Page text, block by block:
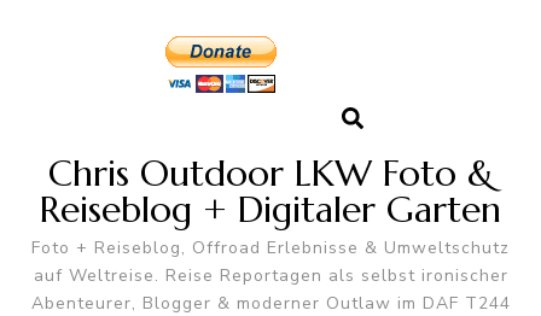
Chris Outdoor LKW Foto &
Reiseblog + Digitaler Garten
Foto + Reiseblog, Offroad Erlebnisse & Umweltschutz
auf Weltreise. Reise Reportagen als selbst ironischer
Abenteurer, Blogger & moderner Outlaw im DAF T244